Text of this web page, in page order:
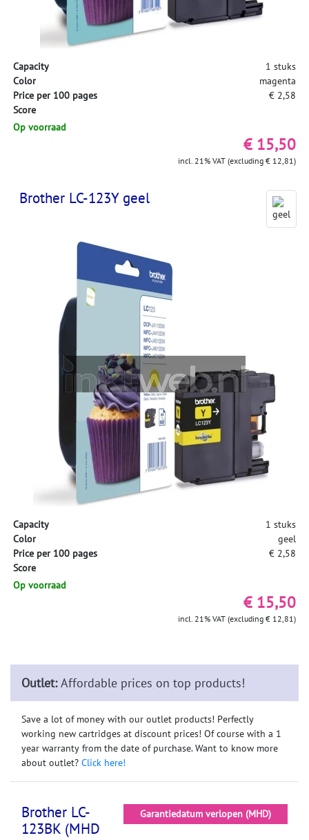
Capacity
1 stuks
Color
magenta
Price per 100 pages
€ 2,58
Score
Op voorraad
€ 15,50
incl. 21% VAT (excluding € 12,81)
Brother LC-123Y geel
Capacity
1 stuks
Color
geel
Price per 100 pages
€ 2,58
Score
Op voorraad
€ 15,50
incl. 21% VAT (excluding € 12,81)
Outlet:Affordable prices on top products!
Save a lot of money with our outlet products! Perfectly
working new cartridges at discount prices! Of course with a 1
year warranty from the date of purchase. Want to know more
about outlet? Click here!
Brother LC-
123BK (MHD
Garantiedatum verlopen (MHD)